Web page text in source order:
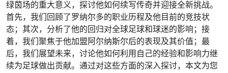
绿茵场的重大意义，探讨他如何续写传奇并迎接全新挑战。
首先，我们回顾了罗纳尔多的职业历程及他目前的竞技状
态；其次，分析了他的回归对全球足球和球迷的影响；接
着，我们聚焦于他加盟阿尔纳斯尔后的表现及其价值；最
后，我们展望未来，讨论他如何利用自己的经验和影响力继
续为足球做出贡献。通过对这些方面的深入探讨，本文为您